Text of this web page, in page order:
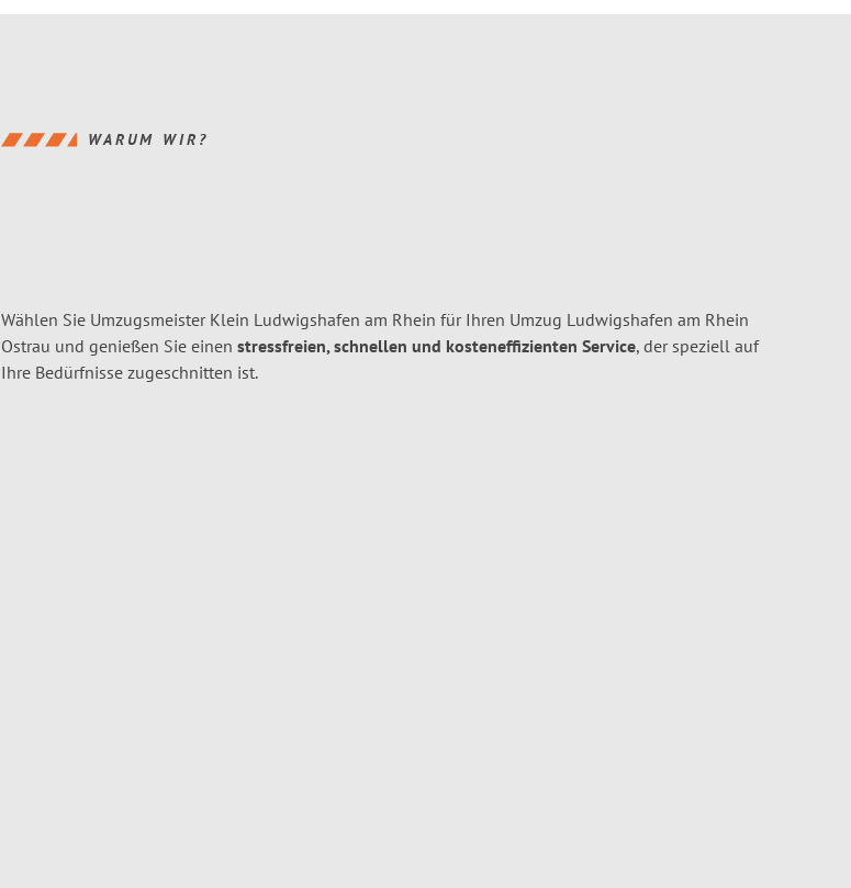
WARUM WIR?
Wählen Sie Umzugsmeister Klein Ludwigshafen am Rhein für Ihren Umzug Ludwigshafen am Rhein
Ostrau und genießen Sie einen stressfreien, schnellen und kosteneffizienten Service, der speziell auf
Ihre Bedürfnisse zugeschnitten ist.